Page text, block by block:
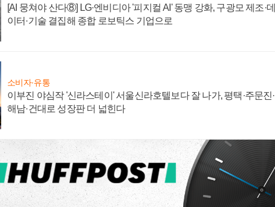
[AI 뭉쳐야 산다⑧] LG·엔비디아 '피지컬 AI' 동맹 강화, 구광모 제조·데
이터·기술 결집해 종합 로보틱스 기업으로
소비자·유통
이부진 야심작 '신라스테이' 서울신라호텔보다 잘 나가, 평택·주문진·
해남·건대로 성장판 더 넓힌다